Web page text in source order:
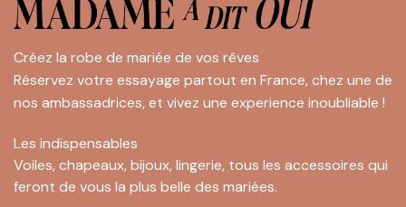
Créez la robe de mariée de vos rêves
Réservez votre essayage partout en France, chez une de
nos ambassadrices, et vivez une experience inoubliable !
Les indispensables
Voiles, chapeaux, bijoux, lingerie, tous les accessoires qui
feront de vous la plus belle des mariées.